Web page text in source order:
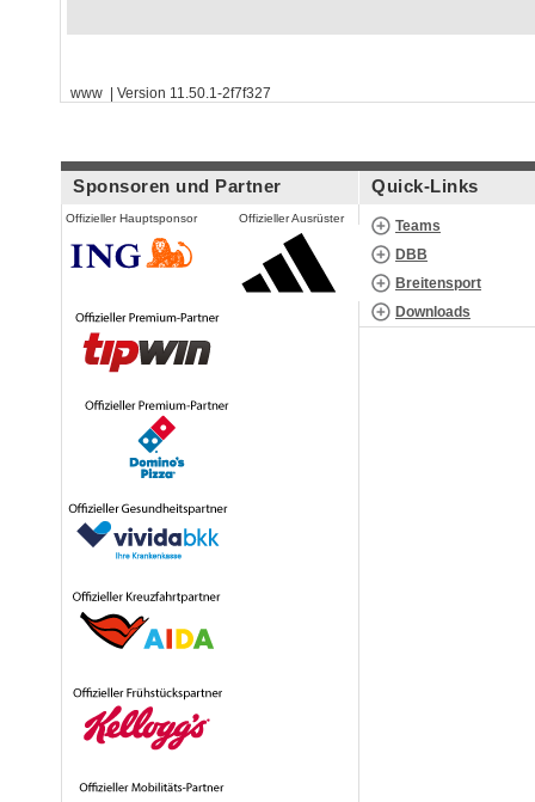
www | Version 11.50.1-2f7f327
Sponsoren und Partner
Offizieller Hauptsponsor Offizieller Ausrüster
Quick-Links
Teams
DBB
Breitensport
Downloads